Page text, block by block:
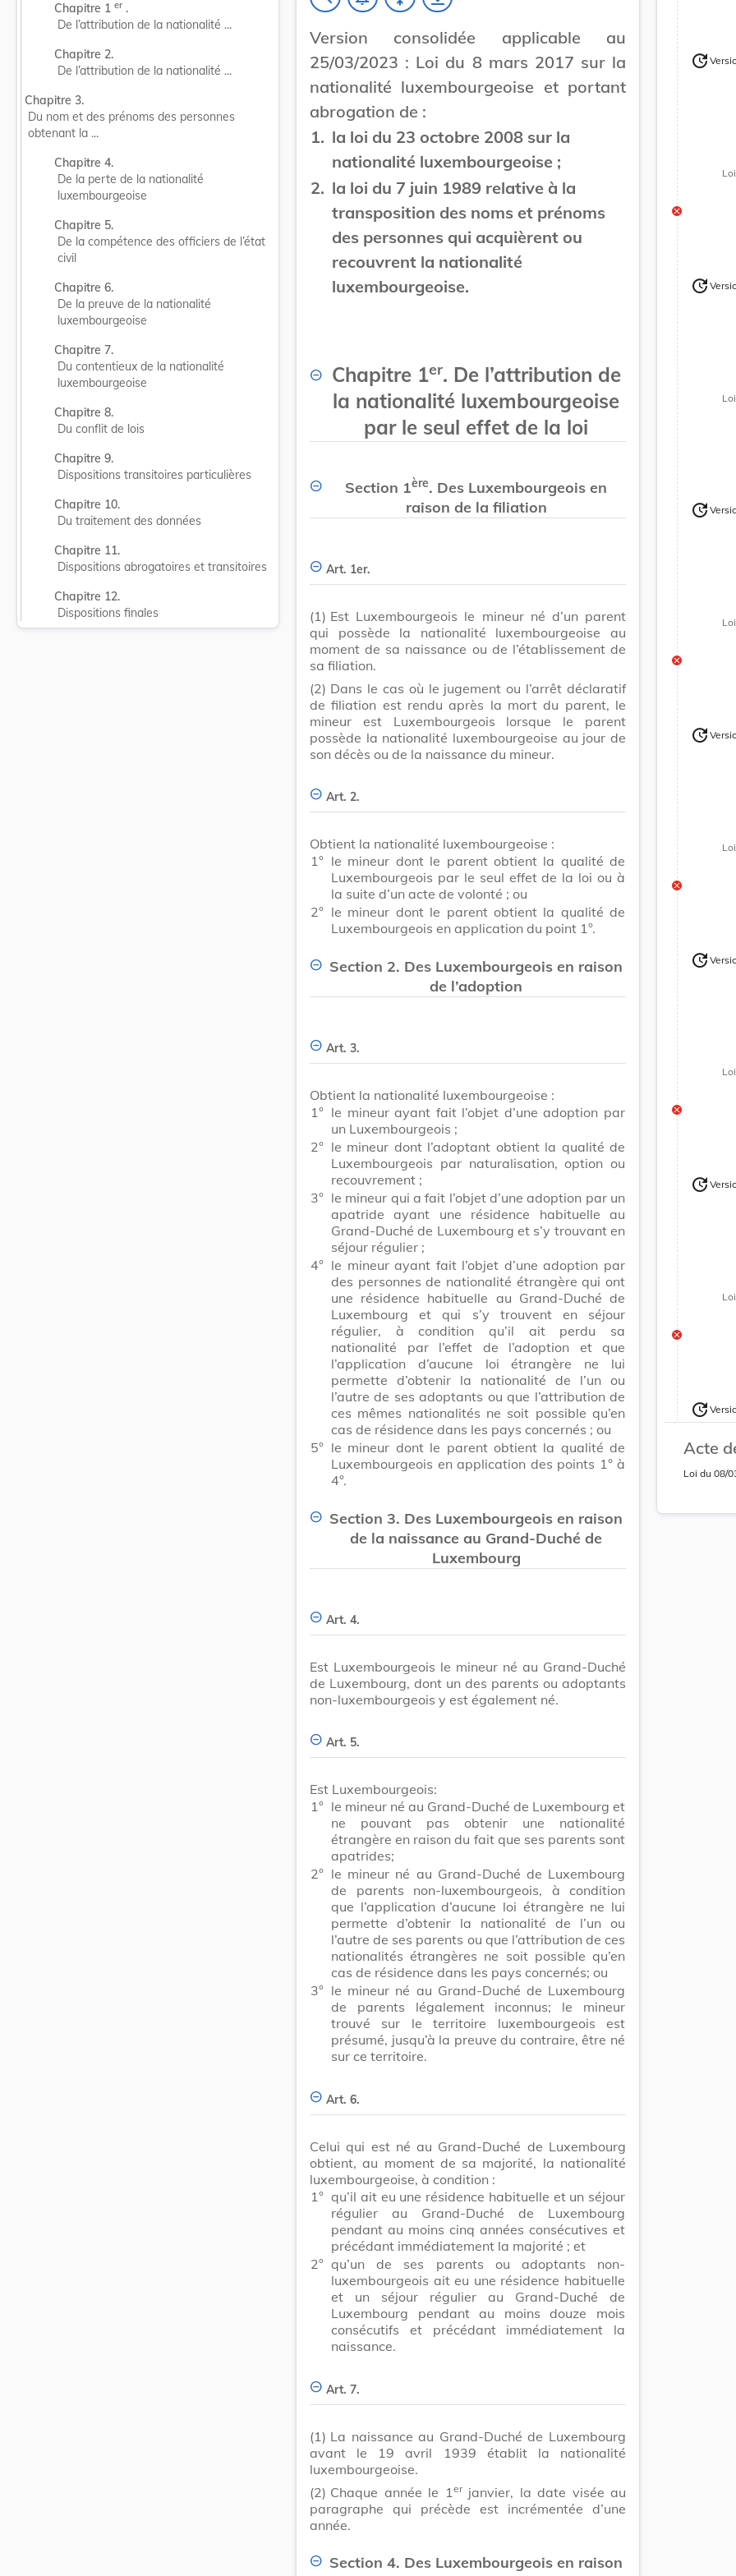
Chapitre 1 er .
De l’attribution de la nationalité ...
Chapitre 2.
De l’attribution de la nationalité ...
Chapitre 3.
Du nom et des prénoms des personnes
obtenant la ...
Chapitre 4.
De la perte de la nationalité
luxembourgeoise
Chapitre 5.
De la compétence des officiers de l’état
civil
Chapitre 6.
De la preuve de la nationalité
luxembourgeoise
Chapitre 7.
Du contentieux de la nationalité
luxembourgeoise
Chapitre 8.
Du conflit de lois
Chapitre 9.
Dispositions transitoires particulières
Chapitre 10.
Du traitement des données
Chapitre 11.
Dispositions abrogatoires et transitoires
Chapitre 12.
Dispositions finales
Version consolidée applicable au
25/03/2023 : Loi du 8 mars 2017 sur la
nationalité luxembourgeoise et portant
abrogation de :
1. la loi du 23 octobre 2008 sur la
nationalité luxembourgeoise ;
2. la loi du 7 juin 1989 relative à la
transposition des noms et prénoms
des personnes qui acquièrent ou
recouvrent la nationalité
luxembourgeoise.
Chapitre 1er. De l’attribution de
la nationalité luxembourgeoise
par le seul effet de la loi
Section 1ère. Des Luxembourgeois en
raison de la filiation
Art. 1er.
(1) Est Luxembourgeois le mineur né d’un parent
qui possède la nationalité luxembourgeoise au
moment de sa naissance ou de l’établissement de
sa filiation.
(2) Dans le cas où le jugement ou l’arrêt déclaratif
de filiation est rendu après la mort du parent, le
mineur est Luxembourgeois lorsque le parent
possède la nationalité luxembourgeoise au jour de
son décès ou de la naissance du mineur.
Art. 2.
Obtient la nationalité luxembourgeoise :
1° le mineur dont le parent obtient la qualité de
Luxembourgeois par le seul effet de la loi ou à
la suite d’un acte de volonté ; ou
2° le mineur dont le parent obtient la qualité de
Luxembourgeois en application du point 1°.
Section 2. Des Luxembourgeois en raison
de l’adoption
Art. 3.
Obtient la nationalité luxembourgeoise :
1° le mineur ayant fait l’objet d’une adoption par
un Luxembourgeois ;
2° le mineur dont l’adoptant obtient la qualité de
Luxembourgeois par naturalisation, option ou
recouvrement ;
3° le mineur qui a fait l’objet d’une adoption par un
apatride ayant une résidence habituelle au
Grand-Duché de Luxembourg et s’y trouvant en
séjour régulier ;
4° le mineur ayant fait l’objet d’une adoption par
des personnes de nationalité étrangère qui ont
une résidence habituelle au Grand-Duché de
Luxembourg et qui s’y trouvent en séjour
régulier, à condition qu’il ait perdu sa
nationalité par l’effet de l’adoption et que
l’application d’aucune loi étrangère ne lui
permette d’obtenir la nationalité de l’un ou
l’autre de ses adoptants ou que l’attribution de
ces mêmes nationalités ne soit possible qu’en
cas de résidence dans les pays concernés ; ou
5° le mineur dont le parent obtient la qualité de
Luxembourgeois en application des points 1° à
4°.
Section 3. Des Luxembourgeois en raison
de la naissance au Grand-Duché de
Luxembourg
Art. 4.
Est Luxembourgeois le mineur né au Grand-Duché
de Luxembourg, dont un des parents ou adoptants
non-luxembourgeois y est également né.
Art. 5.
Est Luxembourgeois:
1° le mineur né au Grand-Duché de Luxembourg et
ne pouvant pas obtenir une nationalité
étrangère en raison du fait que ses parents sont
apatrides;
2° le mineur né au Grand-Duché de Luxembourg
de parents non-luxembourgeois, à condition
que l’application d’aucune loi étrangère ne lui
permette d’obtenir la nationalité de l’un ou
l’autre de ses parents ou que l’attribution de ces
nationalités étrangères ne soit possible qu’en
cas de résidence dans les pays concernés; ou
3° le mineur né au Grand-Duché de Luxembourg
de parents légalement inconnus; le mineur
trouvé sur le territoire luxembourgeois est
présumé, jusqu’à la preuve du contraire, être né
sur ce territoire.
Art. 6.
Celui qui est né au Grand-Duché de Luxembourg
obtient, au moment de sa majorité, la nationalité
luxembourgeoise, à condition :
1° qu’il ait eu une résidence habituelle et un séjour
régulier au Grand-Duché de Luxembourg
pendant au moins cinq années consécutives et
précédant immédiatement la majorité ; et
2° qu’un de ses parents ou adoptants non-
luxembourgeois ait eu une résidence habituelle
et un séjour régulier au Grand-Duché de
Luxembourg pendant au moins douze mois
consécutifs et précédant immédiatement la
naissance.
Art. 7.
(1) La naissance au Grand-Duché de Luxembourg
avant le 19 avril 1939 établit la nationalité
luxembourgeoise.
(2) Chaque année le 1 erjanvier, la date visée au
paragraphe qui précède est incrémentée d’une
année.
Section 4. Des Luxembourgeois en raison
update
update
update
update
update
update
update
Acte
Loi du 08/